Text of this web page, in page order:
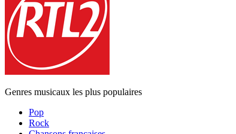
Genres musicaux les plus populaires
Pop
Rock